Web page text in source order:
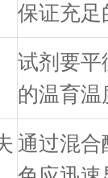
保证充足
试剂要平
的温育温
通过混